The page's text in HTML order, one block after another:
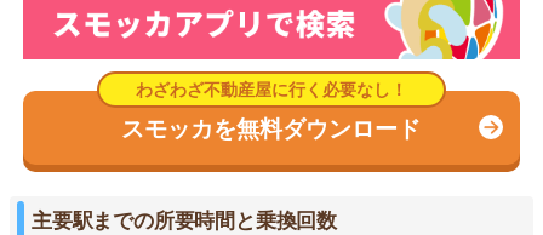
スモッカを無料ダウンロード
主要駅までの所要時間と乗換回数